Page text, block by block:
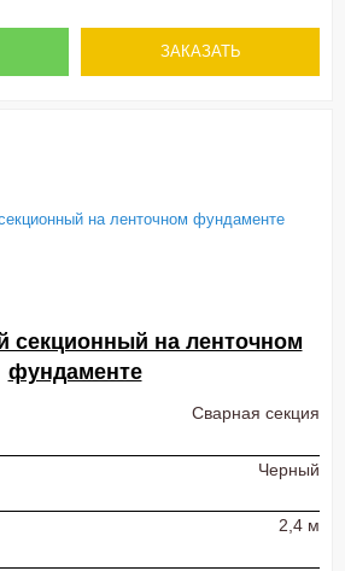
ЗАКАЗАТЬ
секционный на ленточном
фундаменте
Сварная секция
Черный
2,4 м